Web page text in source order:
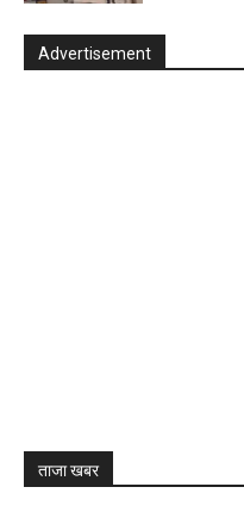
Advertisement
ताजा खबर